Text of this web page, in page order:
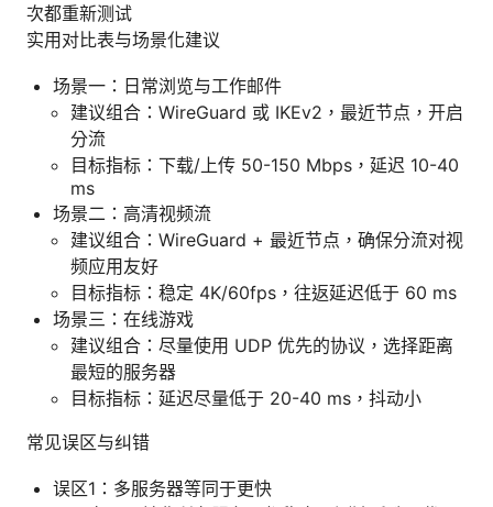
次都重新测试
实用对比表与场景化建议
场景一：日常浏览与工作邮件
建议组合：WireGuard 或 IKEv2，最近节点，开启
分流
目标指标：下载/上传 50-150 Mbps，延迟 10-40
ms
场景二：高清视频流
建议组合：WireGuard + 最近节点，确保分流对视
频应用友好
目标指标：稳定 4K/60fps，往返延迟低于 60 ms
场景三：在线游戏
建议组合：尽量使用 UDP 优先的协议，选择距离
最短的服务器
目标指标：延迟尽量低于 20-40 ms，抖动小
常见误区与纠错
误区1：多服务器等同于更快